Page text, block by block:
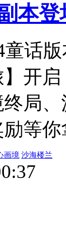
本登
童话
开
局
等你
画境 沙海楼兰